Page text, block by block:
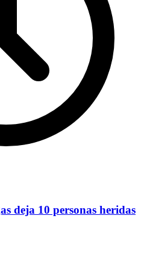
deja 10 personas heridas